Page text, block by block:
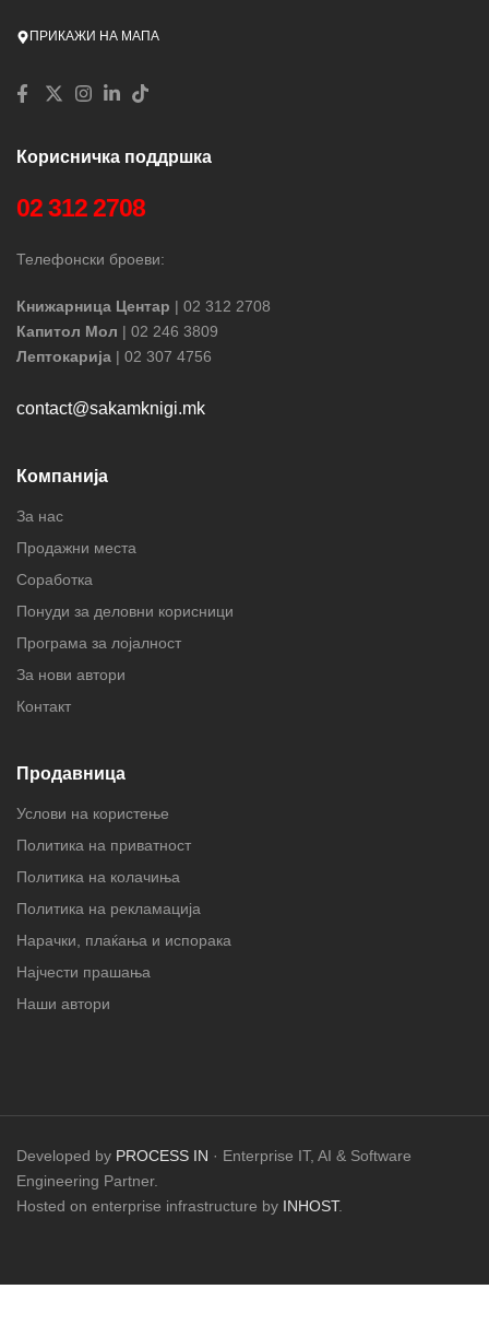
ПРИКАЖИ НА МАПА
Корисничка поддршка
02 312 2708
Телефонски броеви:
Книжарница Центар | 02 312 2708
Капитол Мол | 02 246 3809
Лептокарија | 02 307 4756
contact@sakamknigi.mk
Компанија
За нас
Продажни места
Соработка
Понуди за деловни корисници
Програма за лојалност
За нови автори
Контакт
Продавница
Услови на користење
Политика на приватност
Политика на колачиња
Политика на рекламација
Нарачки, плаќања и испорака
Најчести прашања
Наши автори
Developed by PROCESS IN · Enterprise IT, AI & Software
Engineering Partner.
Hosted on enterprise infrastructure by INHOST.